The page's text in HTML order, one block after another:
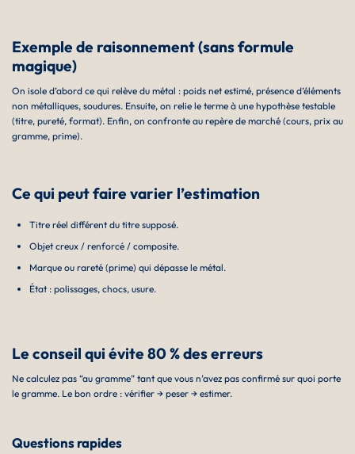
Exemple de raisonnement (sans formule
magique)
On isole d’abord ce qui relève du métal : poids net estimé, présence d’éléments
non métalliques, soudures. Ensuite, on relie le terme à une hypothèse testable
(titre, pureté, format). Enfin, on confronte au repère de marché (cours, prix au
gramme, prime).
Ce qui peut faire varier l’estimation
Titre réel différent du titre supposé.
Objet creux / renforcé / composite.
Marque ou rareté (prime) qui dépasse le métal.
État : polissages, chocs, usure.
Le conseil qui évite 80 % des erreurs
Ne calculez pas “au gramme” tant que vous n’avez pas confirmé sur quoi porte
le gramme. Le bon ordre : vérifier → peser → estimer.
Questions rapides